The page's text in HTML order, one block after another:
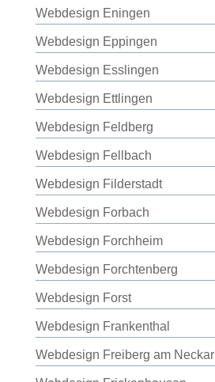
Webdesign Eningen
Webdesign Eppingen
Webdesign Esslingen
Webdesign Ettlingen
Webdesign Feldberg
Webdesign Fellbach
Webdesign Filderstadt
Webdesign Forbach
Webdesign Forchheim
Webdesign Forchtenberg
Webdesign Forst
Webdesign Frankenthal
Webdesign Freiberg am Neckar